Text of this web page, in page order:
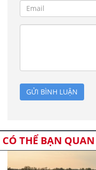
GỬI BÌNH LUẬN
CÓ THỂ BẠN